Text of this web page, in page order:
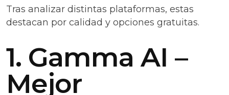
Tras analizar distintas plataformas, estas
destacan por calidad y opciones gratuitas.
1. Gamma AI –
Mejor